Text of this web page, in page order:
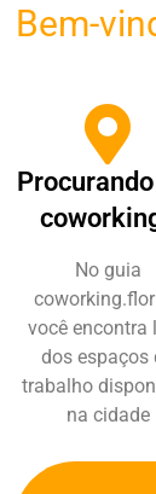
Bem-
No guia
você encontra
dos espaços
trabalho
na cidade